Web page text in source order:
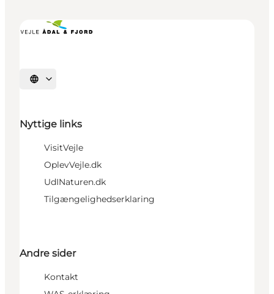
Vælg sprog
Nyttige links
VisitVejle
OplevVejle.dk
UdINaturen.dk
Tilgængelighedserklaring
Andre sider
Kontakt